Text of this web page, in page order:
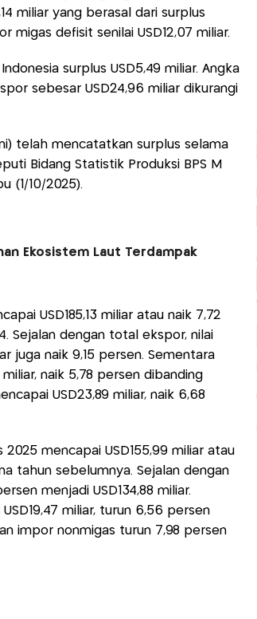
miliar yang berasal dari surplus
migas defisit senilai USD12,07 miliar.
surplus USD5,49 miliar. Angka
sebesar USD24,96 miliar dikurangi
telah mencatatkan surplus selama
Bidang Statistik Produksi BPS M
(1/10/2025).
Ekosistem Laut Terdampak
USD185,13 miliar atau naik 7,72
Sejalan dengan total ekspor, nilai
juga naik 9,15 persen. Sementara
naik 5,78 persen dibanding
USD23,89 miliar, naik 6,68
mencapai USD155,99 miliar atau
tahun sebelumnya. Sejalan dengan
menjadi USD134,88 miliar.
miliar, turun 6,56 persen
impor nonmigas turun 7,98 persen